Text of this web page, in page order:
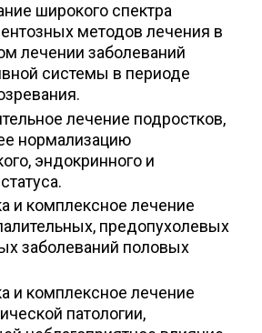
широкого спектра
методов лечения в
лечении заболеваний
системы в периоде
лечение подростков,
нормализацию
эндокринного и
и комплексное лечение
предопухолевых
заболеваний половых
и комплексное лечение
патологии,